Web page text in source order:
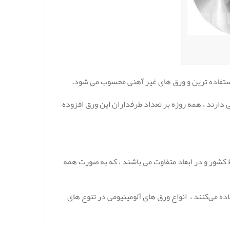
ترین و ورق های غیر آهنی محسوب می شود.
، همه روزه بر تعداد طرفداران این ورق افزوده
و در ابعاد متفاوت می باشند ، که به صورت همه
می‌کنند ، انواع ورق های آلومینیومی در تنوع های